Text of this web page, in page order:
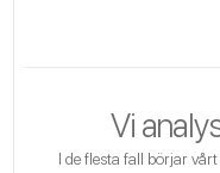
Vi
I de flesta fall börjar